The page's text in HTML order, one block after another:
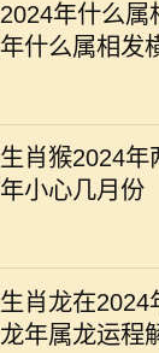
2024年什么属
年什么属相发
生肖猴2024年
年小心几月份
生肖龙在2024
龙年属龙运程